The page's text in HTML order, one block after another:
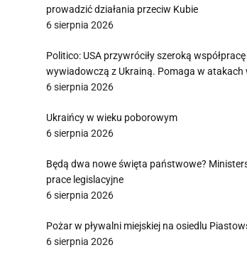
prowadzić działania przeciw Kubie
6 sierpnia 2026
Politico: USA przywróciły szeroką współpracę
wywiadowczą z Ukrainą. Pomaga w atakach
6 sierpnia 2026
Ukraińcy w wieku poborowym
6 sierpnia 2026
Będą dwa nowe święta państwowe?
prace legislacyjne
6 sierpnia 2026
Pożar w pływalni miejskiej na osiedlu
6 sierpnia 2026